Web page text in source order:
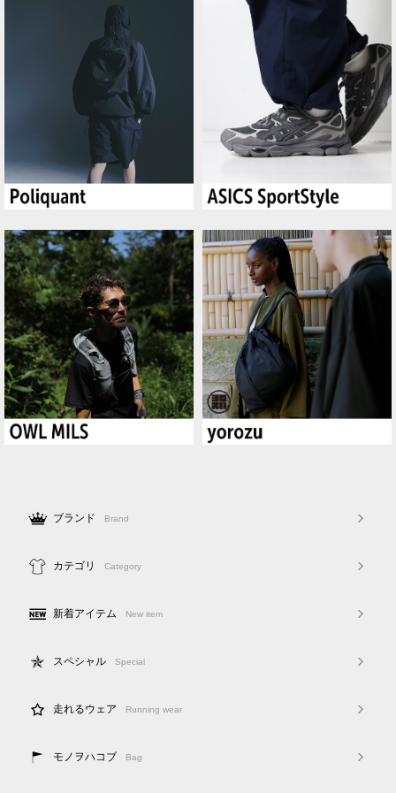
ブランド Brand
カテゴリ Category
新着アイテム New item
スペシャル Special
走れるウェア Running wear
モノヲハコブ Bag